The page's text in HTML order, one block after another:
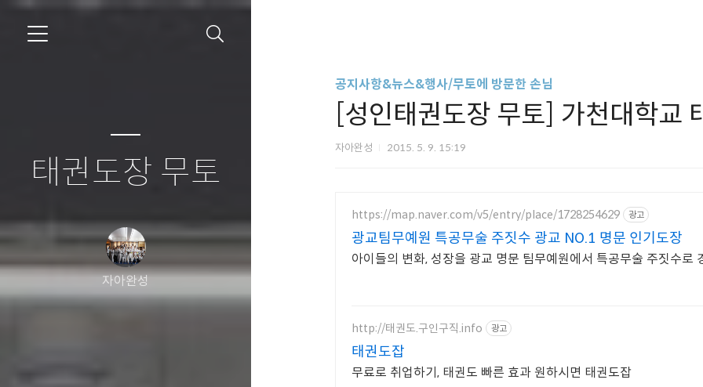
태권도장 무토
자아완성
공지사항&뉴스&행사/무토에 방문한 손님
[성인태권도장 무토] 가천대학교
자아완성 2015. 5. 9. 15:19
https://map.naver.com/v5/entry/place/1728254629 광고
광교팀무예원 특공무술 주짓수 광교 NO.1 명문 인기도장
아이들의 변화, 성장을 광교 명문 팀무예원에서 특공무술 주짓수로
http://태권도.구인구직.info 광고
태권도잡
무료로 취업하기, 태권도 빠른 효과 원하시면 태권도잡